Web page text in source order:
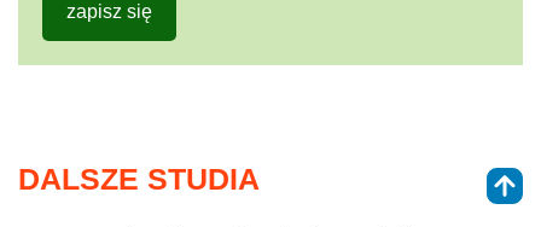
zapisz się
DALSZE STUDIA